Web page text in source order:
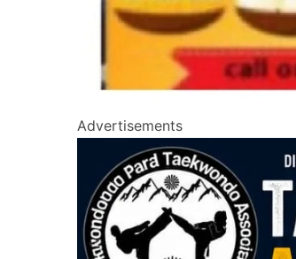
Advertisements